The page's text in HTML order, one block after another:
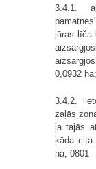
3.4.1.
jūras līča
0,0932 ha;
3.4.2.
zaļās
ja tajās
kāda cita
ha, 0801